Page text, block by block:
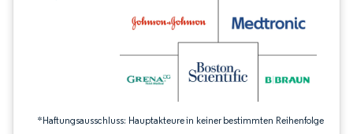
*Haftungsausschluss: Hauptakteure in keiner bestimmten Reihenfolge